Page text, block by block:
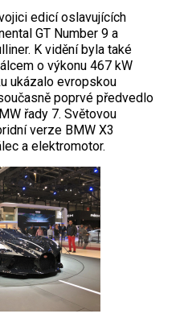
edicí oslavujících
GT Number 9 a
K vidění byla také
o výkonu 467 kW
ukázalo evropskou
poprvé předvedlo
řady 7. Světovou
verze BMW X3
a elektromotor.